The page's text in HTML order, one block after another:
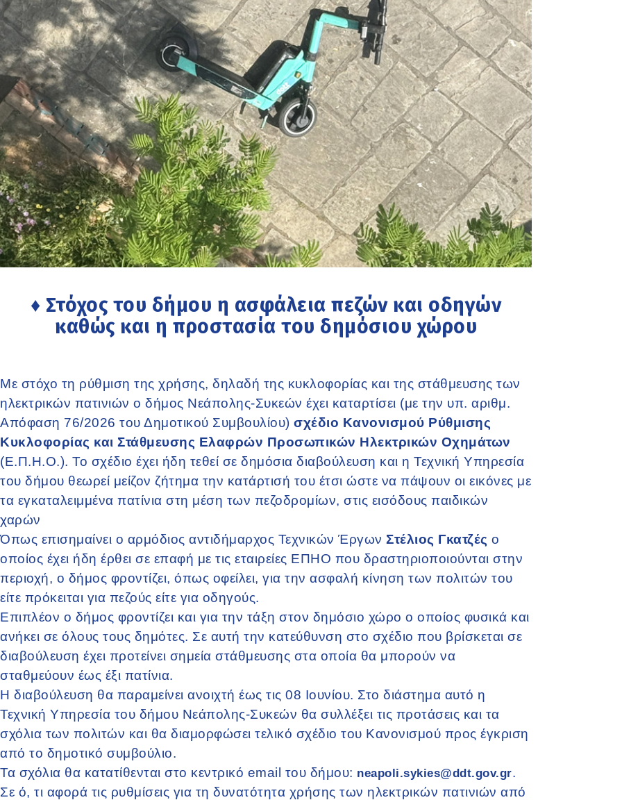
♦ Στόχος του δήμου η ασφάλεια πεζών και οδηγών
καθώς και η προστασία του δημόσιου χώρου
Με στόχο τη ρύθμιση της χρήσης, δηλαδή της κυκλοφορίας και της στάθμευσης των
ηλεκτρικών πατινιών ο δήμος Νεάπολης-Συκεών έχει καταρτίσει (με την υπ. αριθμ.
Απόφαση 76/2026 του Δημοτικού Συμβουλίου) σχέδιο Κανονισμού Ρύθμισης
Κυκλοφορίας και Στάθμευσης Ελαφρών Προσωπικών Ηλεκτρικών Οχημάτων
(Ε.Π.Η.Ο.). Το σχέδιο έχει ήδη τεθεί σε δημόσια διαβούλευση και η Τεχνική Υπηρεσία
του δήμου θεωρεί μείζον ζήτημα την κατάρτισή του έτσι ώστε να πάψουν οι εικόνες με
τα εγκαταλειμμένα πατίνια στη μέση των πεζοδρομίων, στις εισόδους παιδικών
χαρών
Όπως επισημαίνει ο αρμόδιος αντιδήμαρχος Τεχνικών Έργων Στέλιος Γκατζές ο
οποίος έχει ήδη έρθει σε επαφή με τις εταιρείες ΕΠΗΟ που δραστηριοποιούνται στην
περιοχή, ο δήμος φροντίζει, όπως οφείλει, για την ασφαλή κίνηση των πολιτών του
είτε πρόκειται για πεζούς είτε για οδηγούς.
Επιπλέον ο δήμος φροντίζει και για την τάξη στον δημόσιο χώρο ο οποίος φυσικά και
ανήκει σε όλους τους δημότες. Σε αυτή την κατεύθυνση στο σχέδιο που βρίσκεται σε
διαβούλευση έχει προτείνει σημεία στάθμευσης στα οποία θα μπορούν να
σταθμεύουν έως έξι πατίνια.
Η διαβούλευση θα παραμείνει ανοιχτή έως τις 08 Ιουνίου. Στο διάστημα αυτό η
Τεχνική Υπηρεσία του δήμου Νεάπολης-Συκεών θα συλλέξει τις προτάσεις και τα
σχόλια των πολιτών και θα διαμορφώσει τελικό σχέδιο του Κανονισμού προς έγκριση
από το δημοτικό συμβούλιο.
Τα σχόλια θα κατατίθενται στο κεντρικό email του δήμου: neapoli.sykies@ddt.gov.gr.
Σε ό, τι αφορά τις ρυθμίσεις για τη δυνατότητα χρήσης των ηλεκτρικών πατινιών από